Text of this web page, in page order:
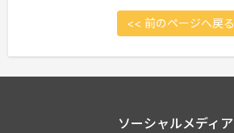
<< 前のページへ戻る
ソーシャルメディア